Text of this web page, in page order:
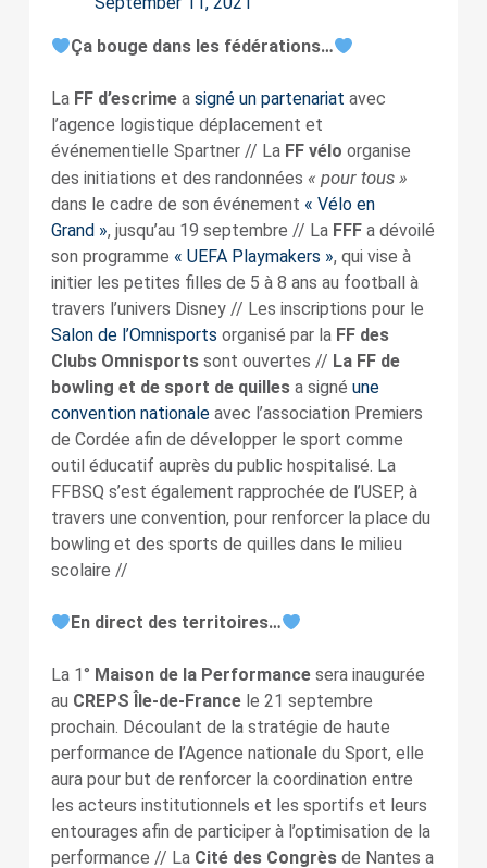
Ça bouge dans les fédérations…
La FF d’escrimea signé un partenariat avec
l’agence logistique déplacement et
événementielle Spartner // La FF vélo organise
des initiations et des randonnées « pour tous »
dans le cadre de son événement « Vélo en
Grand », jusqu’au 19 septembre // La FFFa dévoilé
son programme « UEFA Playmakers », qui vise à
initier les petites filles de 5 à 8 ans au football à
travers l’univers Disney // Les inscriptions pour le
Salon de l’Omnisports organisé par la FF des
Clubs Omnisportssont ouvertes // La FF de
bowling et de sport de quillesa signé une
convention nationaleavec l’association Premiers
de Cordée afin de développer le sport comme
outil éducatif auprès du public hospitalisé. La
FFBSQ s’est également rapprochée de l’USEP, à
travers une convention, pour renforcer la place du
bowling et des sports de quilles dans le milieu
scolaire //
En direct des territoires…
La 1° Maison de la Performancesera inaugurée
au CREPS Île-de-Francele 21 septembre
prochain. Découlant de la stratégie de haute
performance de l’Agence nationale du Sport, elle
aura pour but de renforcer la coordination entre
les acteurs institutionnels et les sportifs et leurs
entourages afin de participer à l’optimisation de la
performance // La Cité des Congrèsde Nantes a